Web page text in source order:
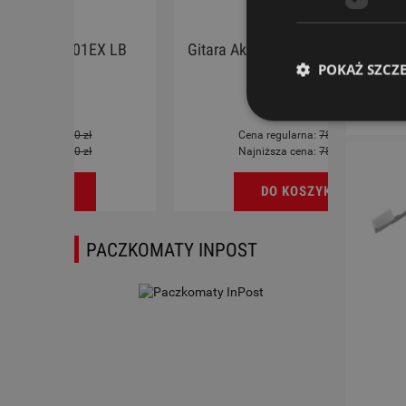
Gitara Akustyczna - Chateau F120C
789,00 zł
789,00 zł
PACZKOMATY INPOST
POKAŻ